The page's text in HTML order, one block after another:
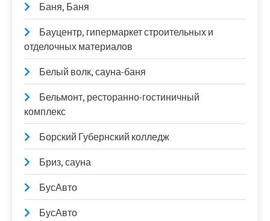
Баня, Баня
Бауцентр, гипермаркет строительных и
отделочных материалов
Белый волк, сауна-баня
Бельмонт, ресторанно-гостиничный
комплекс
Борский Губернский колледж
Бриз, сауна
БусАвто
БусАвто